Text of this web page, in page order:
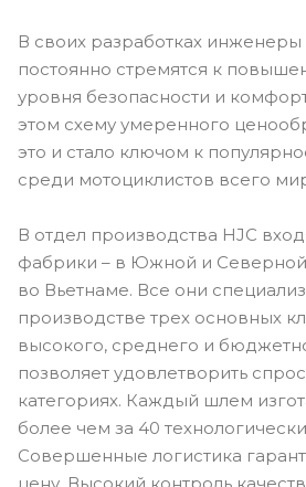
В своих разработках
постоянно стремятся к
уровня безопасности и
этом схему умеренного
это и стало ключом к
среди мотоциклистов всего
В отдел производства HJC
фабрики – в Южной и
во Вьетнаме. Все они
производстве трех основных
высокого, среднего и
позволяет удовлетворить
категориях. Каждый шлем
более чем за 40
Совершенные логистика